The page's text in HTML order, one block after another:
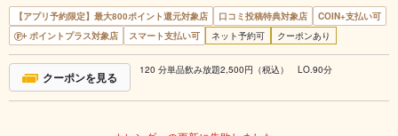
【アプリ予約限定】最大800ポイント還元対象店 口コミ投稿特典対象店
COIN+支払い可
ポイントプラス対象店
スマート支払い可 ネット予約可 クーポンあり
クーポンを見る 120 分単品飲み放題2,500円（税込） LO.90分